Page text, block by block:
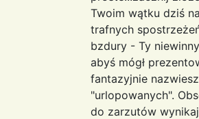
Twoim wątku dziś
trafnych
bzdury - Ty
abyś mógł
fantazyjnie
"urlopowanych".
do zarzutów